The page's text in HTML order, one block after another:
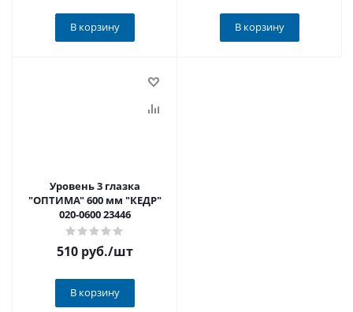
В корзину В корзину
Уровень 3 глазка
"ОПТИМА" 600 мм "КЕДР"
020-0600 23446
510 руб./шт
В корзину